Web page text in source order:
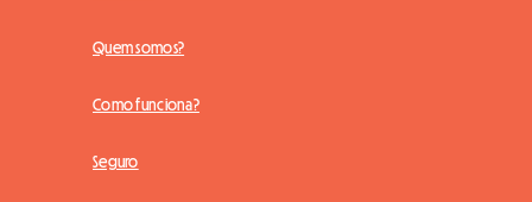
Quem somos?
Como funciona?
Seguro